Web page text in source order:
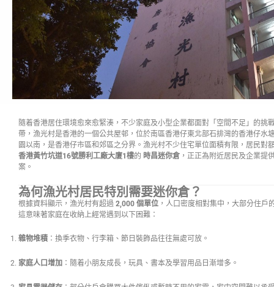
隨着香港居住環境愈來愈緊湊，不少家庭及小型企業都面對「空間不足」的挑
帶，漁光村是香港的一個公共屋邨，位於南區香港仔東北部石排灣的香港仔水
園以南，是香港仔市區和郊區之分界。漁光村不少住宅單位面積有限，居民對
香港黃竹坑道16號勝利工廠大廈1樓的 時昌迷你倉 ，正正為附近居民及企業提
案。
為何漁光村居民特別需要迷你倉？
根據資料顯示，漁光村有超過 2,000 個單位 ，人口密度相對集中，大部分住戶
這意味著家庭在收納上經常遇到以下困難：
雜物堆積 ：換季衣物、行李箱、節日裝飾品往往無處可放。
家庭人口增加 ：隨着小朋友成長，玩具、書本及學習用品日漸增多。